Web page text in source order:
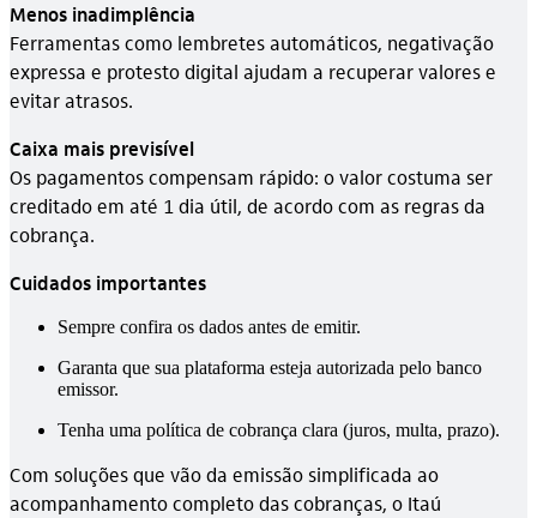
Menos inadimplência
Ferramentas como lembretes automáticos, negativação
expressa e protesto digital ajudam a recuperar valores e
evitar atrasos.
Caixa mais previsível
Os pagamentos compensam rápido: o valor costuma ser
creditado em até 1 dia útil, de acordo com as regras da
cobrança.
Cuidados importantes
Sempre confira os dados antes de emitir.
Garanta que sua plataforma esteja autorizada pelo banco
emissor.
Tenha uma política de cobrança clara (juros, multa, prazo).
Com soluções que vão da emissão simplificada ao
acompanhamento completo das cobranças, o Itaú